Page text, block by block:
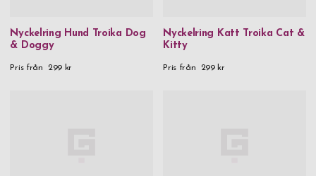
Nyckelring Hund Troika Dog
& Doggy
Pris från 299 kr
Nyckelring Katt Troika Cat &
Kitty
Pris från 299 kr